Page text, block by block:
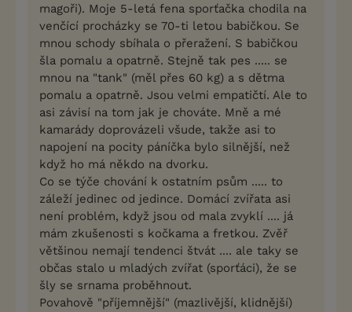
magoři). Moje 5-letá fena sporťačka chodila na
venčící procházky se 70-ti letou babičkou. Se
mnou schody sbíhala o přeražení. S babičkou
šla pomalu a opatrně. Stejně tak pes ..... se
mnou na "tank" (měl přes 60 kg) a s dětma
pomalu a opatrně. Jsou velmi empatičtí. Ale to
asi závisí na tom jak je chováte. Mně a mé
kamarády doprovázeli všude, takže asi to
napojení na pocity páníčka bylo silnější, než
když ho má někdo na dvorku.
Co se týče chování k ostatním psům ..... to
záleží jedinec od jedince. Domácí zvířata asi
není problém, když jsou od mala zvyklí .... já
mám zkušenosti s kočkama a fretkou. Zvěř
většinou nemají tendenci štvát .... ale taky se
občas stalo u mladých zvířat (sporťáci), že se
šly se srnama proběhnout.
Povahově "příjemnější" (mazlivější, klidnější)